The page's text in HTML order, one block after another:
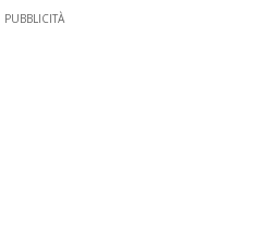
PUBBLICITÀ